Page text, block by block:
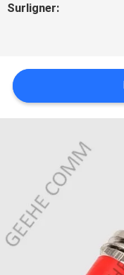
SITE
Surligner: